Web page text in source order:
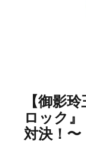
【御影
ロック
対決！〜